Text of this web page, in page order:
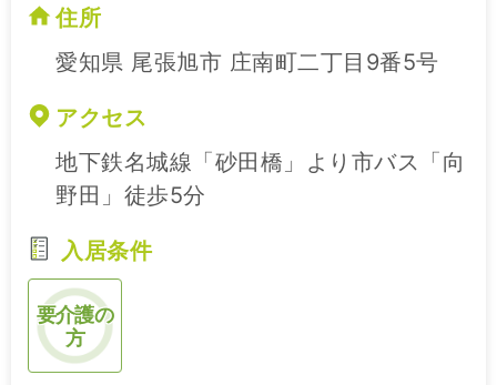
住所
愛知県 尾張旭市 庄南町二丁目9番5号
アクセス
地下鉄名城線「砂田橋」より市バス「向
野田」徒歩5分
入居条件
要介護の
方